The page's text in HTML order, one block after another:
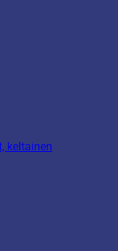
keltainen